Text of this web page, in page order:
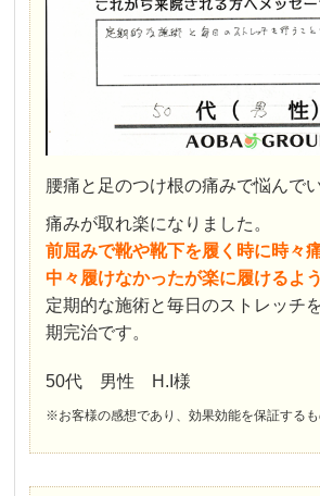
腰痛と足のつけ根の痛みで悩んで
痛みが取れ楽になりました。
前屈みで靴や靴下を履く時に時々
中々履けなかったが楽に履けるよ
定期的な施術と毎日のストレッチ
期完治です。
50代 男性 H.I様
※お客様の感想であり、効果効能を保証するも